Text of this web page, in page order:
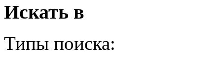
Искать в
Типы поиска: